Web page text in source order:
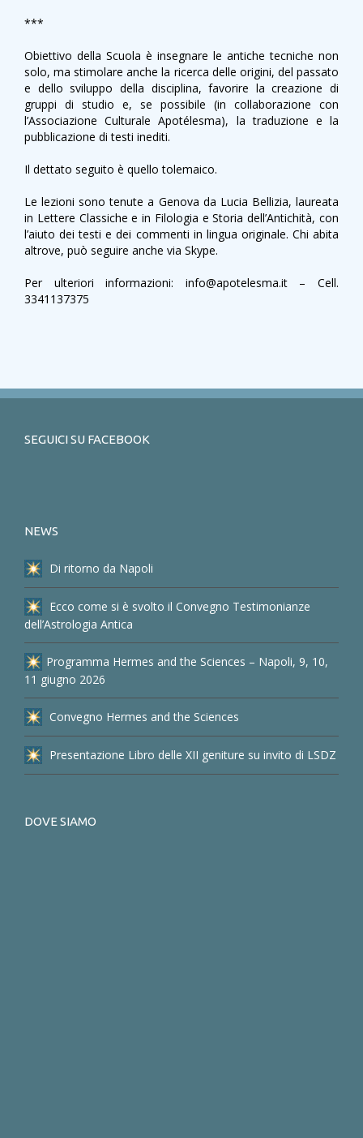
***
Obiettivo della Scuola è insegnare le antiche tecniche non
solo, ma stimolare anche la ricerca delle origini, del passato
e dello sviluppo della disciplina, favorire la creazione di
gruppi di studio e, se possibile (in collaborazione con
l’Associazione Culturale Apotélesma), la traduzione e la
pubblicazione di testi inediti.
Il dettato seguito è quello tolemaico.
Le lezioni sono tenute a Genova da Lucia Bellizia, laureata
in Lettere Classiche e in Filologia e Storia dell’Antichità, con
l’aiuto dei testi e dei commenti in lingua originale. Chi abita
altrove, può seguire anche via Skype.
Per ulteriori informazioni: info@apotelesma.it – Cell.
3341137375
SEGUICI SU FACEBOOK
NEWS
Di ritorno da Napoli
Ecco come si è svolto il Convegno Testimonianze
dell’Astrologia Antica
Programma Hermes and the Sciences – Napoli, 9, 10,
11 giugno 2026
Convegno Hermes and the Sciences
Presentazione Libro delle XII geniture su invito di LSDZ
DOVE SIAMO